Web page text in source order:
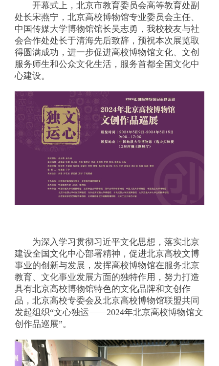
开幕式上，北京市教育委员会高等教育处副
处长宋燕宁，北京高校博物馆专业委员会主任、
中国传媒大学博物馆馆长吴志勇，我校校友与社
会合作处处长于清海先后致辞，预祝本次展览取
得圆满成功，进一步促进高校博物馆文化、文创
服务师生和公众文化生活，服务首都全国文化中
心建设。
为深入学习贯彻习近平文化思想，落实北京
建设全国文化中心部署精神，促进北京高校文博
事业的创新与发展，发挥高校博物馆在服务北京
教育、文化事业发展方面的独特作用，努力打造
具有北京高校博物馆特色的文化品牌和文创作
品，北京高校专委会及北京高校博物馆联盟共同
发起组织“文心独运——2024年北京高校博物馆文
创作品巡展”。